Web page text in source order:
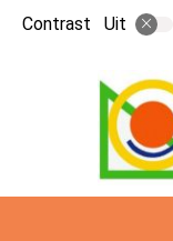
Contrast Uit